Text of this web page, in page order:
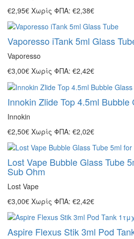
€2,95€ Χωρίς ΦΠΑ: €2,38€
Vaporesso iTank 5ml Glass
Vaporesso
€3,00€ Χωρίς ΦΠΑ: €2,42€
Innokin Zlide Top 4.5ml Bubble
Innokin
€2,50€ Χωρίς ΦΠΑ: €2,02€
Lost Vape Bubble Glass Tube
Sub Ohm
Lost Vape
€3,00€ Χωρίς ΦΠΑ: €2,42€
Aspire Flexus Stik 3ml Pod